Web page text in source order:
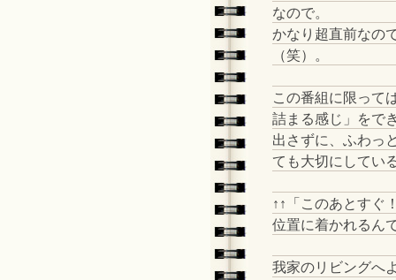
なので。
かなり超直前なの
（笑）。
この番組に限って
詰まる感じ」をで
出さずに、ふわっ
ても大切にしてい
↑↑「このあとすぐ
位置に着かれるん
我家のリビングへ